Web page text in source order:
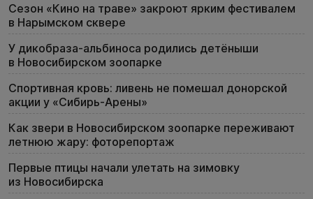
Сезон «Кино на траве» закроют ярким фестивалем
в Нарымском сквере
У дикобраза-альбиноса родились детёныши
в Новосибирском зоопарке
Спортивная кровь: ливень не помешал донорской
акции у «Сибирь-Арены»
Как звери в Новосибирском зоопарке переживают
летнюю жару: фоторепортаж
Первые птицы начали улетать на зимовку
из Новосибирска